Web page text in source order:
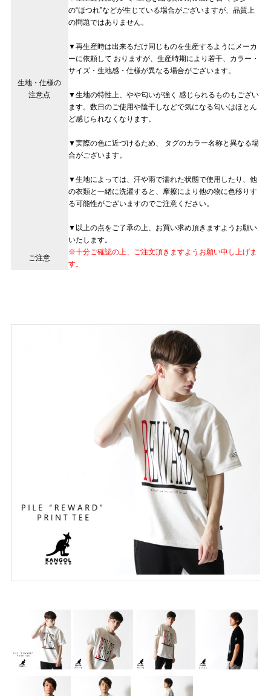
生地・仕様の
注意点
の“ほつれ”などが生じている場合がございますが、品質上
の問題ではありません。
▼再生産時は出来るだけ同じものを生産するようにメーカ
ーに依頼して おりますが、生産時期により若干、カラー・
サイズ・生地感・仕様が異なる場合がございます。
▼生地の特性上、やや匂いが強く 感じられるものもござい
ます。数日のご使用や陰干しなどで気になる匂いはほとん
ど感じられなくなります。
▼実際の色に近づけるため、 タグのカラー名称と異なる場
合がございます。
▼生地によっては、汗や雨で濡れた状態で使用したり、他
の衣類と一緒に洗濯すると、摩擦により他の物に色移りす
る可能性がございますのでご注意ください。
▼以上の点をご了承の上、お買い求め頂きますようお願い
いたします。
ご注意
※十分ご確認の上、ご注文頂きますようお願い申し上げま
す。